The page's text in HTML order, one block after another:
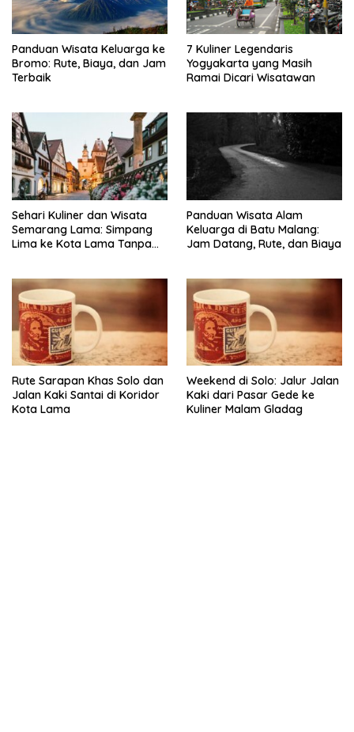
Panduan Wisata Keluarga ke
Bromo: Rute, Biaya, dan Jam
Terbaik
7 Kuliner Legendaris
Yogyakarta yang Masih
Ramai Dicari Wisatawan
Sehari Kuliner dan Wisata
Semarang Lama: Simpang
Lima ke Kota Lama Tanpa
Panduan Wisata Alam
Keluarga di Batu Malang:
Jam Datang, Rute, dan Biaya
Rute Sarapan Khas Solo dan
Jalan Kaki Santai di Koridor
Kota Lama
Weekend di Solo: Jalur Jalan
Kaki dari Pasar Gede ke
Kuliner Malam Gladag